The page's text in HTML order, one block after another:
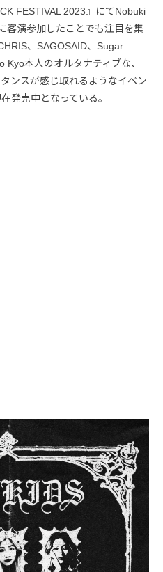
FESTIVAL 2023』にてNobuki
客演参加したことでも注目を集
、SAGOSAID、Sugar
本人のオルタナティブな、
ンスが感じ取れるようなイベン
発売中となっている。